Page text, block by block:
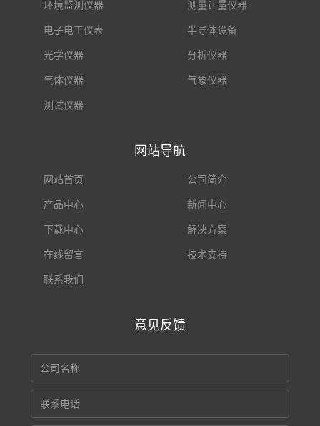
环境监测仪器 测量计量仪器
电子电工仪表 半导体设备
光学仪器 分析仪器
气体仪器 气象仪器
测试仪器
网站导航
网站首页 公司简介
产品中心 新闻中心
下载中心 解决方案
在线留言 技术支持
联系我们
意见反馈